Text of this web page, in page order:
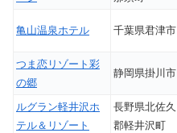
亀山温泉ホテル 千葉県君津市
つま恋リゾート彩
の郷
静岡県掛川市
ルグラン軽井沢ホ
テル＆リゾート
長野県北佐久
郡軽井沢町